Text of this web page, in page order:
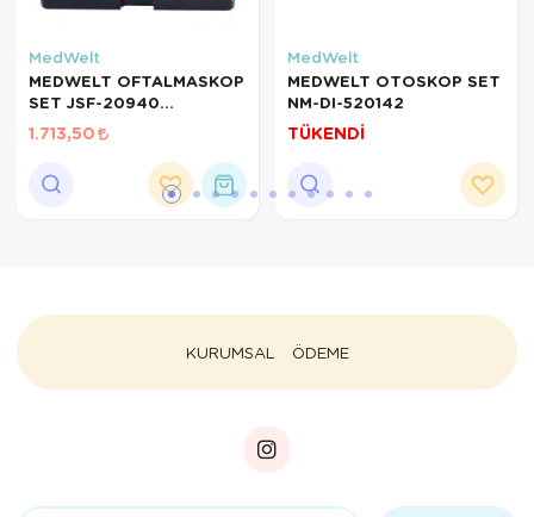
MedWelt
MEDWELT OFTALMASKOP
SET JSF-20940
OPTHALMOSCOPE SET
1.713,50
MedWelt
MEDWELT OTOSKOP SET
NM-DI-520142
TÜKENDİ
KURUMSAL ÖDEME